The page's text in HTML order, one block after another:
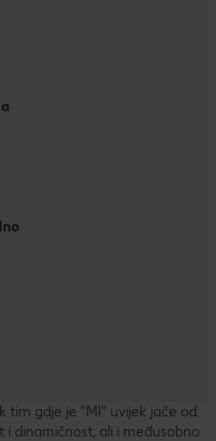
tim gdje je "MI" uvijek jače od
i dinamičnost, ali i međusobno